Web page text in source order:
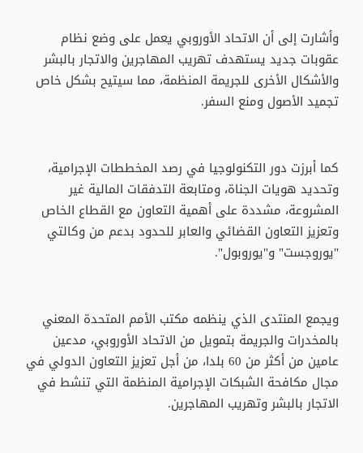
وأشارت إلى أن الاتحاد الأوروبي يعمل على وضع نظام
عقوبات جديد يستهدف تهريب المهاجرين والاتجار بالبشر
والأشكال الأخرى للجريمة المنظمة، مما سيتيح بشكل خاص
تجميد الأصول ومنع السفر.
كما أبرزت دور التكنولوجيا في رصد المخططات الإجرامية،
وتحديد هويات الجناة، ومتابعة التدفقات المالية غير
المشروعة، مشددة على أهمية التعاون مع القطاع الخاص
وتعزيز التعاون القضائي والعابر للحدود بدعم من وكالتي
"يوروجست" و"يوروبول".
ويجمع المنتدى الذي ينظمه مكتب الأمم المتحدة المعني
بالمخدرات والجريمة بتمويل من الاتحاد الأوروبي، مدعين
عامين من أكثر من 60 بلدا، من أجل تعزيز التعاون الدولي في
مجال مكافحة الشبكات الإجرامية المنظمة التي تنشط في
الاتجار بالبشر وتهريب المهاجرين.